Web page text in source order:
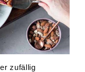
zufällig